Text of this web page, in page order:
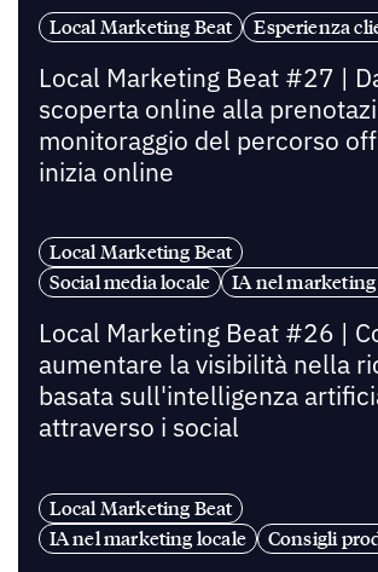
Local Marketing Beat Esperienza
Local Marketing Beat #27 |
scoperta online alla
monitoraggio del percorso
inizia online
Local Marketing Beat
Social media locale
IA nel marketing
Local Marketing Beat #26 |
aumentare la visibilità nella
basata sull'intelligenza
attraverso i social
Local Marketing Beat
IA nel marketing locale
Consigli